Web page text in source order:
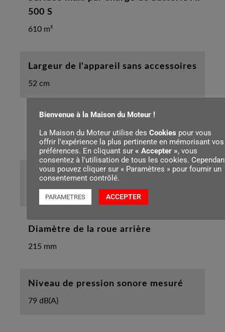
500 S
610 m²
Largeur de l'appareil sans accessoires
52 cm
108 cm
Diamètre de la roue avant
Diamètre de la roue arrière
215 mm
Niveau de pression sonore mesuré
79 dB(A)
Bienvenue à la Maison du Moteur !
La Maison du Moteur utilise des Cookies pour vous
offrir l'expérience la plus pertinente en mémorisant vos
préférences. En cliquant sur « Accepter », vous
consentez à l'utilisation de tous les cookies.
vous pouvez cliquer sur « Paramètres » pour fournir un
consentement contrôlé.
PARAMETRES ACCEPTER